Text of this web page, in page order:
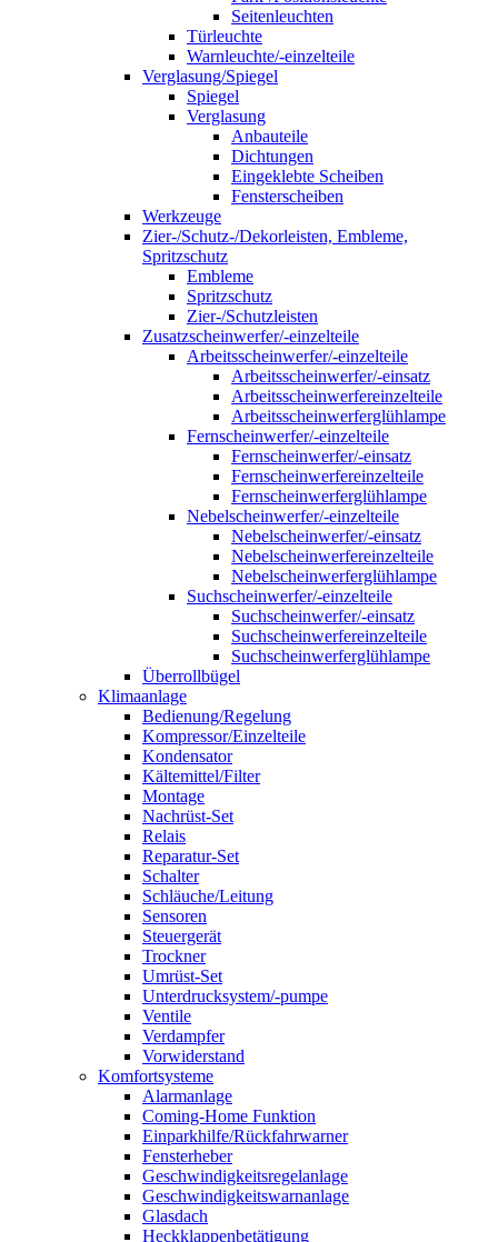
Seitenleuchten
Türleuchte
Warnleuchte/-einzelteile
Verglasung/Spiegel
Spiegel
Verglasung
Anbauteile
Dichtungen
Eingeklebte Scheiben
Fensterscheiben
Werkzeuge
Zier-/Schutz-/Dekorleisten, Embleme,
Spritzschutz
Embleme
Spritzschutz
Zier-/Schutzleisten
Zusatzscheinwerfer/-einzelteile
Arbeitsscheinwerfer/-einzelteile
Arbeitsscheinwerfer/-einsatz
Arbeitsscheinwerfereinzelteile
Arbeitsscheinwerferglühlampe
Fernscheinwerfer/-einzelteile
Fernscheinwerfer/-einsatz
Fernscheinwerfereinzelteile
Fernscheinwerferglühlampe
Nebelscheinwerfer/-einzelteile
Nebelscheinwerfer/-einsatz
Nebelscheinwerfereinzelteile
Nebelscheinwerferglühlampe
Suchscheinwerfer/-einzelteile
Suchscheinwerfer/-einsatz
Suchscheinwerfereinzelteile
Suchscheinwerferglühlampe
Überrollbügel
Klimaanlage
Bedienung/Regelung
Kompressor/Einzelteile
Kondensator
Kältemittel/Filter
Montage
Nachrüst-Set
Relais
Reparatur-Set
Schalter
Schläuche/Leitung
Sensoren
Steuergerät
Trockner
Umrüst-Set
Unterdrucksystem/-pumpe
Ventile
Verdampfer
Vorwiderstand
Komfortsysteme
Alarmanlage
Coming-Home Funktion
Einparkhilfe/Rückfahrwarner
Fensterheber
Geschwindigkeitsregelanlage
Geschwindigkeitswarnanlage
Glasdach
Heckklappenbetätigung